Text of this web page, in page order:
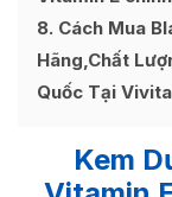
8 Cách Mua
Hãng,Chất
Quốc Tại Vivita
Kem